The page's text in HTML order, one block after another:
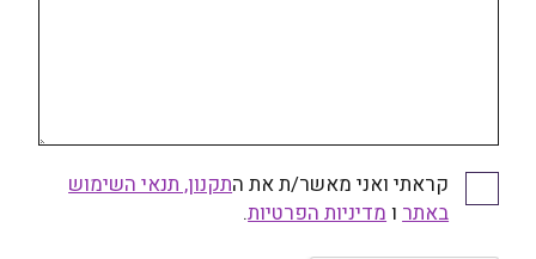
קראתי ואני מאשר/ת את התקנון, תנאי השימוש באתר
ומדיניות הפרטיות
קראתי ואני מאשר/ת את התקנון, תנאי השימוש
באתר ו מדיניות הפרטיות.